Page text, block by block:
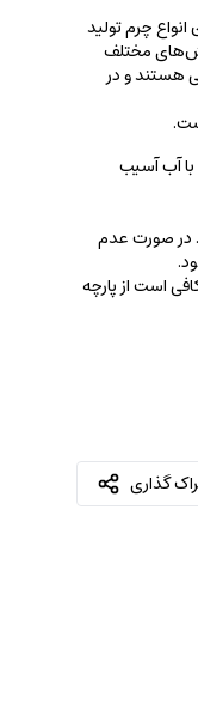
چرم تولید
بخش‌های مختلف
هستند و در
آب آسیب
در صورت عدم
است از پارچه‌
گذاری